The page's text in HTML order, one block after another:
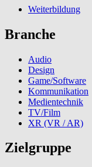
Weiterbildung
Branche
Audio
Design
Game/Software
Kommunikation
Medientechnik
TV/Film
XR (VR / AR)
Zielgruppe